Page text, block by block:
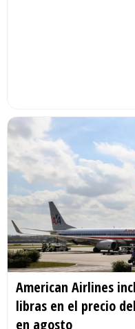
American Airlines
libras en el precio
en agosto